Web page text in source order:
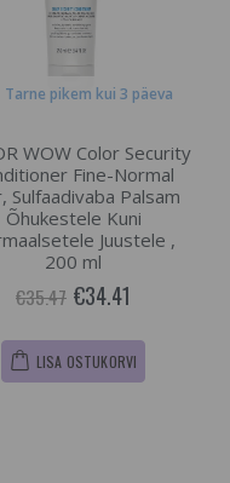
Tarne pikem kui 3 päeva
WOW Color Security
Fine-Normal
Sulfaadivaba Palsam
Õhukestele Kuni
Juustele ,
200 ml
€35.47 €34.41
LISA OSTUKORVI